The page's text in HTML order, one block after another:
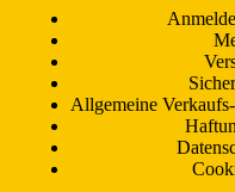
Allgemeine